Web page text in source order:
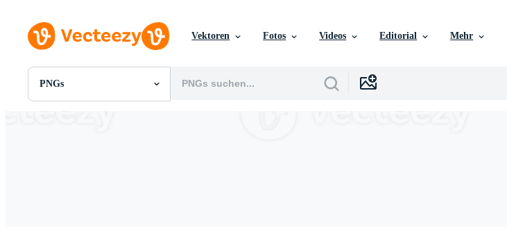
Vektoren Fotos Videos Editorial Mehr
PNGs
Alle Bilder